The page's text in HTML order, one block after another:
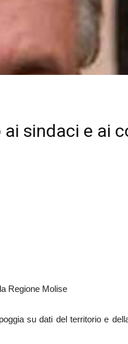
sindaci e ai
Regione Molise
su dati del territorio e